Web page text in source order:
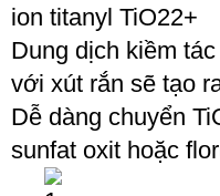
ion titanyl TiO22+
Dung dịch kiềm
với xút rắn sẽ tạo
Dễ dàng chuyển
sunfat oxit hoặc